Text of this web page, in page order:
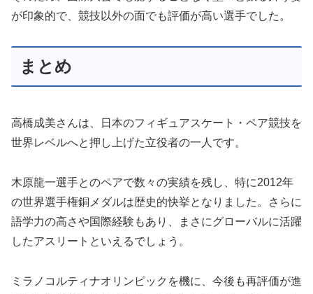
が印象的で、競技以外の面でも評価が高い選手でした。
まとめ
高橋成美さんは、日本のフィギュアスケート・ペア競技を
世界レベルへと押し上げた立役者の一人です。
木原龍一選手とのペアで数々の実績を残し、特に2012年
の世界選手権銅メダルは歴史的快挙となりました。さらに
語学力の高さや国際経験もあり、まさにグローバルに活躍
したアスリートといえるでしょう。
ミラノコルティナオリンピックを機に、今後も再評価が進